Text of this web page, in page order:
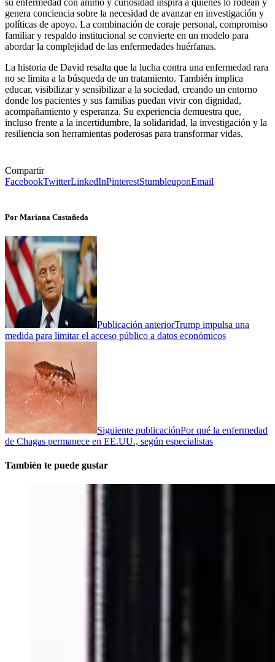
su enfermedad con ánimo y curiosidad inspira a quienes lo rodean y
genera conciencia sobre la necesidad de avanzar en investigación y
políticas de apoyo. La combinación de coraje personal, compromiso
familiar y respaldo institucional se convierte en un modelo para
abordar la complejidad de las enfermedades huérfanas.
La historia de David resalta que la lucha contra una enfermedad rara
no se limita a la búsqueda de un tratamiento. También implica
educar, visibilizar y sensibilizar a la sociedad, creando un entorno
donde los pacientes y sus familias puedan vivir con dignidad,
acompañamiento y esperanza. Su experiencia demuestra que,
incluso frente a la incertidumbre, la solidaridad, la investigación y la
resiliencia son herramientas poderosas para transformar vidas.
Compartir
FacebookTwitterLinkedInPinterestStumbleuponEmail
Por Mariana Castañeda
Publicación anteriorTrump impulsa una
medida para limitar el acceso público a datos económicos
Siguiente publicaciónPor qué la enfermedad
de Chagas permanece en EE.UU., según especialistas
También te puede gustar